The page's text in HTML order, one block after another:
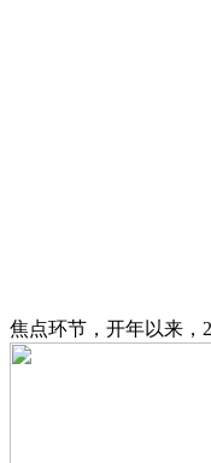
焦点环节，开年以来，